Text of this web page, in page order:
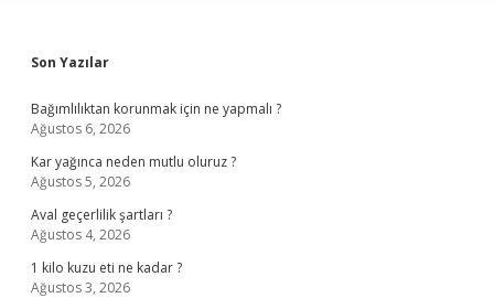
Sidebar
Son Yazılar
Bağımlılıktan korunmak için ne yapmalı ?
Ağustos 6, 2026
Kar yağınca neden mutlu oluruz ?
Ağustos 5, 2026
Aval geçerlilik şartları ?
Ağustos 4, 2026
1 kilo kuzu eti ne kadar ?
Ağustos 3, 2026